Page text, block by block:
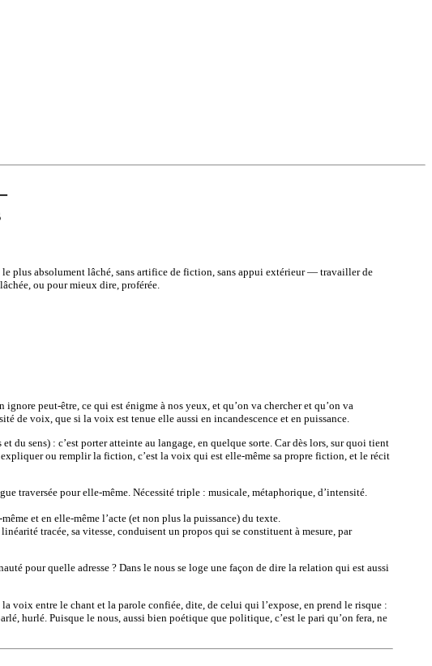
plus absolument lâché, sans artifice de fiction, sans appui extérieur — travailler de
ou pour mieux dire, proférée.
peut-être, ce qui est énigme à nos yeux, et qu’on va chercher et qu’on va
de voix, que si la voix est tenue elle aussi en incandescence et en puissance.
du sens) : c’est porter atteinte au langage, en quelque sorte. Car dès lors, sur quoi tient
ou remplir la fiction, c’est la voix qui est elle-même sa propre fiction, et le récit
traversée pour elle-même. Nécessité triple : musicale, métaphorique, d’intensité.
et en elle-même l’acte (et non plus la puissance) du texte.
tracée, sa vitesse, conduisent un propos qui se constituent à mesure, par
pour quelle adresse ? Dans le nous se loge une façon de dire la relation qui est aussi
voix entre le chant et la parole confiée, dite, de celui qui l’expose, en prend le risque :
hurlé. Puisque le nous, aussi bien poétique que politique, c’est le pari qu’on fera, ne